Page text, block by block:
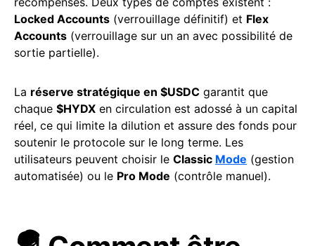
Locked Accounts (verrouillage définitif) et Flex
Accounts (verrouillage sur un an avec possibilité de
sortie partielle).
La réserve stratégique en $USDC garantit que
chaque $HYDX en circulation est adossé à un capital
réel, ce qui limite la dilution et assure des fonds pour
soutenir le protocole sur le long terme. Les
utilisateurs peuvent choisir le Classic Mode (gestion
automatisée) ou le Pro Mode (contrôle manuel).